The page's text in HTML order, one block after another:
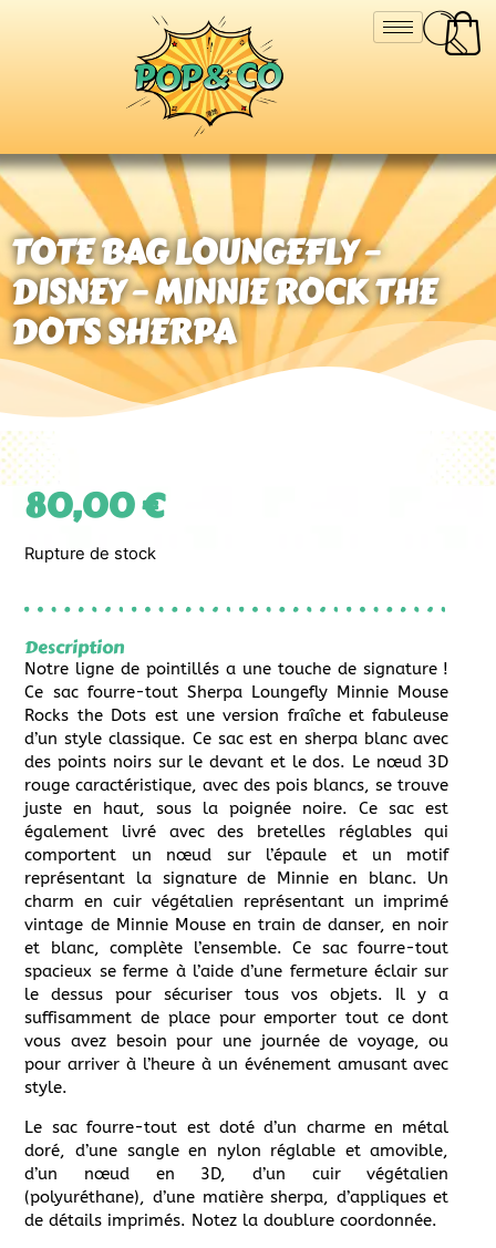
TOTE BAG LOUNGEFLY –
DISNEY – MINNIE ROCK THE
DOTS SHERPA
80,00€
Rupture de stock
Description
Notre ligne de pointillés a une touche de signature !
Ce sac fourre-tout Sherpa Loungefly Minnie Mouse
Rocks the Dots est une version fraîche et fabuleuse
d’un style classique. Ce sac est en sherpa blanc avec
des points noirs sur le devant et le dos. Le nœud 3D
rouge caractéristique, avec des pois blancs, se trouve
juste en haut, sous la poignée noire. Ce sac est
également livré avec des bretelles réglables qui
comportent un nœud sur l’épaule et un motif
représentant la signature de Minnie en blanc. Un
charm en cuir végétalien représentant un imprimé
vintage de Minnie Mouse en train de danser, en noir
et blanc, complète l’ensemble. Ce sac fourre-tout
spacieux se ferme à l’aide d’une fermeture éclair sur
le dessus pour sécuriser tous vos objets. Il y a
suffisamment de place pour emporter tout ce dont
vous avez besoin pour une journée de voyage, ou
pour arriver à l’heure à un événement amusant avec
style.
Le sac fourre-tout est doté d’un charme en métal
doré, d’une sangle en nylon réglable et amovible,
d’un nœud en 3D, d’un cuir végétalien
(polyuréthane), d’une matière sherpa, d’appliques et
de détails imprimés. Notez la doublure coordonnée.